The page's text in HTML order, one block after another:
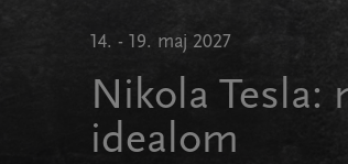
14. - 19. maj 2027
Nikola Tesla:
idealom